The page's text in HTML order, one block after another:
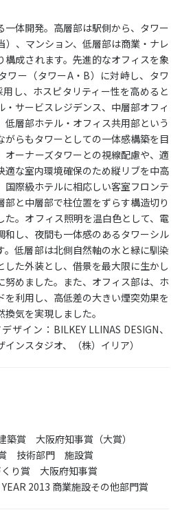
一体開発。高層部は駅側から、タワー
）、マンション、低層部は商業・ナレ
構成されます。先進的なオフィスを象
ワー（タワーA・B）に対峙し、タワ
し、ホスピタリティー性を高めると
・サービスレジデンス、中層部オフィ
低層部ホテル・オフィス共用部という
がらもタワーとしての一体感構築を目
オーナーズタワーとの視線配慮や、適
適な室内環境確保のため縦リブを中高
国際級ホテルに相応しい客室フロンテ
部と中層部で柱位置をずらす構造切り
た。オフィス照明を温白色として、電
和し、夜間も一体感のあるタワーシル
。低層部は北側自然軸の水と緑に馴染
した外装とし、借景を最大限に生かし
努めました。また、オフィス部は、ホ
を利用し、高低差の大きい煙突効果を
気を実現しました。
ザイン：BILKEY LLINAS DESIGN、
インスタジオ、（株）イリア）
築賞 大阪府知事賞（大賞）
技術部門 施設賞
くり賞 大阪府知事賞
2013 商業施設その他部門賞